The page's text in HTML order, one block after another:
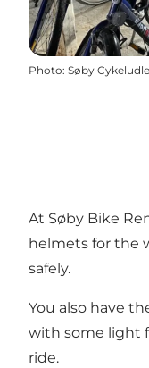
Photo: Søby
At Søby Bike
helmets for the
safely.
You also have
with some light
ride.